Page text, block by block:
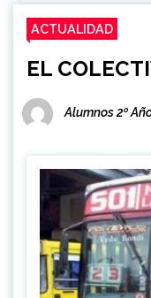
ACTUALIDAD
EL
Alumnos 2º